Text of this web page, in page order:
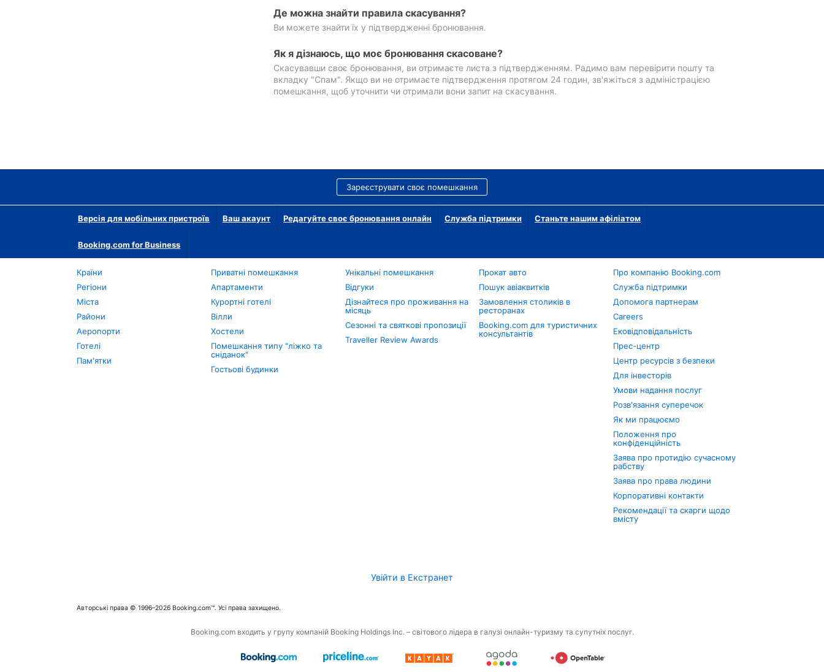
Де можна знайти правила скасування?
Ви можете знайти їх у підтвердженні бронювання.
Як я дізнаюсь, що моє бронювання скасоване?
Скасувавши своє бронювання, ви отримаєте листа з підтвердженням. Радимо вам перевірити пошту та
вкладку "Спам". Якщо ви не отримаєте підтвердження протягом 24 годин, зв'яжіться з адміністрацією
помешкання, щоб уточнити чи отримали вони запит на скасування.
Зареєструвати своє помешкання
Версія для мобільних пристроїв Ваш акаунт Редагуйте своє бронювання онлайн Служба підтримки Станьте нашим афіліатом
Booking.com for Business
Країни
Регіони
Міста
Райони
Аеропорти
Готелі
Пам'ятки
Приватні помешкання
Апартаменти
Курортні готелі
Вілли
Хостели
Помешкання типу "ліжко та
сніданок"
Гостьові будинки
Унікальні помешкання
Відгуки
Дізнайтеся про проживання на
місяць
Сезонні та святкові пропозиції
Traveller Review Awards
Прокат авто
Пошук авіаквитків
Замовлення столиків в
ресторанах
Booking.com для туристичних
консультантів
Про компанію Booking.com
Служба підтримки
Допомога партнерам
Careers
Ековідповідальність
Прес-центр
Центр ресурсів з безпеки
Для інвесторів
Умови надання послуг
Розв'язання суперечок
Як ми працюємо
Положення про
конфіденційність
Заява про протидію сучасному
рабству
Заява про права людини
Корпоративні контакти
Рекомендації та скарги щодо
вмісту
Увійти в Екстранет
Авторські права © 1996–2026 Booking.com™. Усі права захищено.
Booking.com входить у групу компаній Booking Holdings Inc. – світового лідера в галузі онлайн-туризму та супутніх послуг.